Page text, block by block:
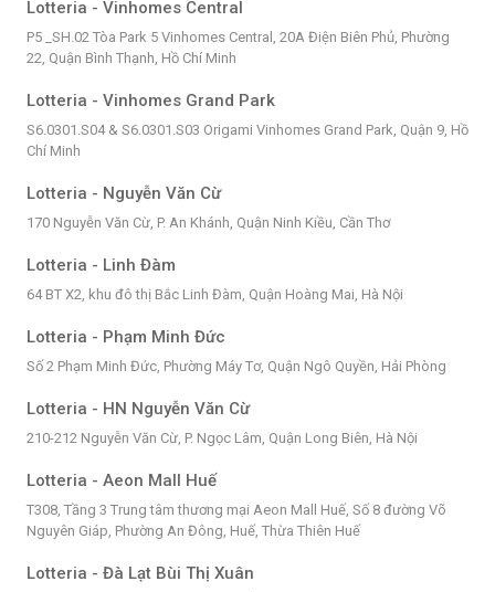
Lotteria - Vinhomes Central
P5 _SH.02 Tòa Park 5 Vinhomes Central, 20A Điện Biên Phủ, Phường
22, Quận Bình Thạnh, Hồ Chí Minh
Lotteria - Vinhomes Grand Park
S6.0301.S04 & S6.0301.S03 Origami Vinhomes Grand Park, Quận 9, Hồ
Chí Minh
Lotteria - Nguyễn Văn Cừ
170 Nguyễn Văn Cừ, P. An Khánh, Quận Ninh Kiều, Cần Thơ
Lotteria - Linh Đàm
64 BT X2, khu đô thị Bắc Linh Đàm, Quận Hoàng Mai, Hà Nội
Lotteria - Phạm Minh Đức
Số 2 Phạm Minh Đức, Phường Máy Tơ, Quận Ngô Quyền, Hải Phòng
Lotteria - HN Nguyễn Văn Cừ
210-212 Nguyễn Văn Cừ, P. Ngọc Lâm, Quận Long Biên, Hà Nội
Lotteria - Aeon Mall Huế
T308, Tầng 3 Trung tâm thương mại Aeon Mall Huế, Số 8 đường Võ
Nguyên Giáp, Phường An Đông, Huế, Thừa Thiên Huế
Lotteria - Đà Lạt Bùi Thị Xuân